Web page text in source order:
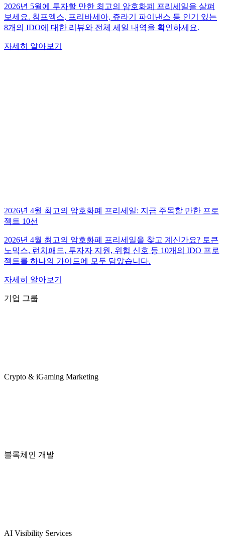
2026년 5월에 투자할 만한 최고의 암호화폐 프리세일을 살펴
보세요. 침프엑스, 프리바세아, 쥬라기 파이낸스 등 인기 있는
8개의 IDO에 대한 리뷰와 전체 세일 내역을 확인하세요.
자세히 알아보기
2026년 4월 최고의 암호화폐 프리세일: 지금 주목할 만한 프로
젝트 10선
2026년 4월 최고의 암호화폐 프리세일을 찾고 계신가요? 토큰
노믹스, 런치패드, 투자자 지원, 위험 신호 등 10개의 IDO 프로
젝트를 하나의 가이드에 모두 담았습니다.
자세히 알아보기
기업 그룹
Crypto & iGaming Marketing
블록체인 개발
AI Visibility Services